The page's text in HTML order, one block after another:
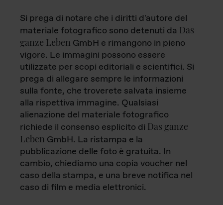
Si prega di notare che i diritti d'autore del
materiale fotografico sono detenuti da Das
ganze Leben GmbH e rimangono in pieno
vigore. Le immagini possono essere
utilizzate per scopi editoriali e scientifici. Si
prega di allegare sempre le informazioni
sulla fonte, che troverete salvata insieme
alla rispettiva immagine. Qualsiasi
alienazione del materiale fotografico
richiede il consenso esplicito di Das ganze
Leben GmbH. La ristampa e la
pubblicazione delle foto è gratuita. In
cambio, chiediamo una copia voucher nel
caso della stampa, e una breve notifica nel
caso di film e media elettronici.